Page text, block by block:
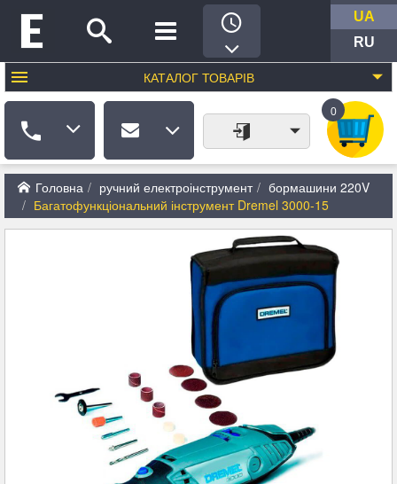
UA
RU
КАТАЛОГ ТОВАРІВ
0
Головна ручний електроінструмент
бормашини 220V
Багатофункціональний інструмент Dremel 3000-15